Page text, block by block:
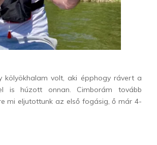
kölyökhalam volt, aki épphogy rávert a
is húzott onnan. Cimborám tovább
mi eljutottunk az első fogásig, ő már 4-